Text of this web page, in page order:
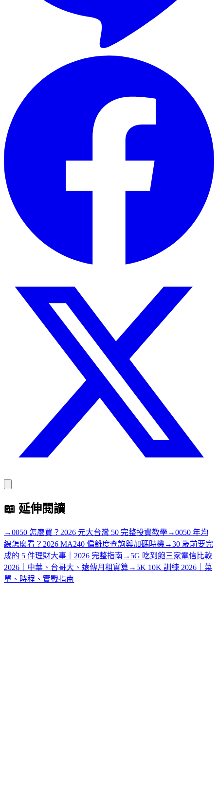
📖 延伸閱讀
→0050 怎麼買？2026 元大台灣 50 完整投資教學→0050 年均
線怎麼看？2026 MA240 偏離度查詢與加碼時機 →30 歲前要完
成的 5 件理財大事｜2026 完整指南 → 5G 吃到飽三家電信比較
2026｜中華、台哥大、遠傳月租實算→ 5K 10K 訓練 2026｜菜
單、時程、實戰指南